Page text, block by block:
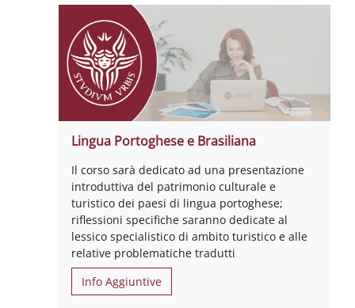
Lingua Portoghese e Brasiliana
Il corso sarà dedicato ad una presentazione
introduttiva del patrimonio culturale e
turistico dei paesi di lingua portoghese;
riflessioni specifiche saranno dedicate al
lessico specialistico di ambito turistico e alle
relative problematiche tradutti
Info Aggiuntive